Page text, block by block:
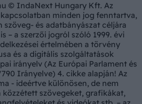
© IndaNext Hungary Kft. Az
minden jog fenntartva,
szöveg- és adatbányászat céljára
– a szerzői jogról szóló 1999. évi
értelmében a törvény
és a digitális szolgáltatások
irányelv (Az Európai Parlament és
790 Irányelve) 4. cikke alapján! Az
- ideértve különösen, de nem
közzétett szövegeket, grafikákat,